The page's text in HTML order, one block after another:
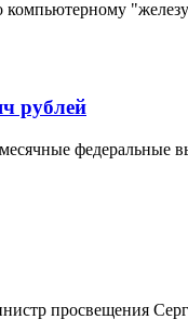
рублей
федеральные
просвещения